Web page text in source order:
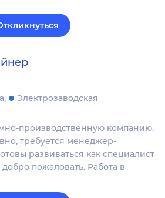
Электрозаводская
производственную компанию,
требуется менеджер-
развиваться как специалист
пожаловать. Работа в